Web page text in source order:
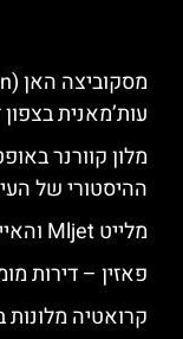
עות’מאנית
ההיסטורי של
מלייט Mljet והאיים הסמוכים – מלונות מומלצים
פאזין – דירות
קרואטיה מלונות